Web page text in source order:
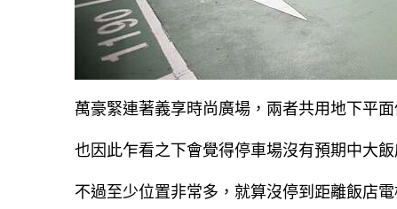
萬豪緊連著義享時尚廣場，兩者共用地下平面
也因此乍看之下會覺得停車場沒有預期中大
不過至少位置非常多，就算沒停到距離飯店